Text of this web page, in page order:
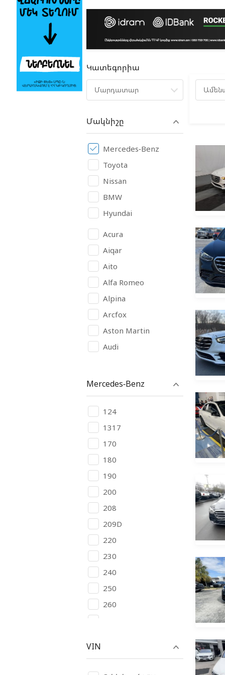
Կատեգորիա
Մարդատար
Մակնիշը
Mercedes-Benz
Toyota
Nissan
BMW
Hyundai
Acura
Aiqar
Aito
Alfa Romeo
Alpina
Arcfox
Aston Martin
Audi
BAIC
BAW
Bentley
Bugatti
Buick
BYD
Cadillac
Changan
Chery
Chevrolet
Chrysler
Citroen
Daewoo
Daihatsu
Denza
Mercedes-Benz
124
1317
170
180
190
200
208
209D
220
230
240
250
260
VIN